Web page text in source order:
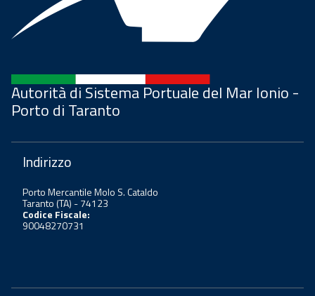
Autorità di Sistema Portuale del Mar Ionio -
Porto di Taranto
Indirizzo
Porto Mercantile Molo S. Cataldo
Taranto (TA) - 74123
Codice Fiscale:
90048270731